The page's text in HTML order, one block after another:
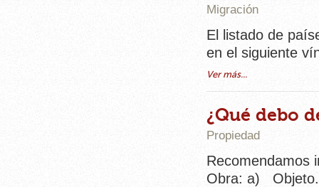
Migración
El listado de
en el siguiente
Ver más...
¿Qué debo
Propiedad
Recomendamos
Obra: a)